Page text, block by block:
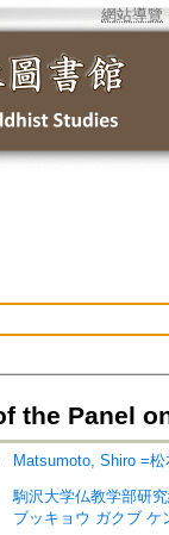
網站導覽
the Panel
Matsumoto, Shiro =松
駒沢大学仏教学部研
ブッキョウ ガクブ ケ